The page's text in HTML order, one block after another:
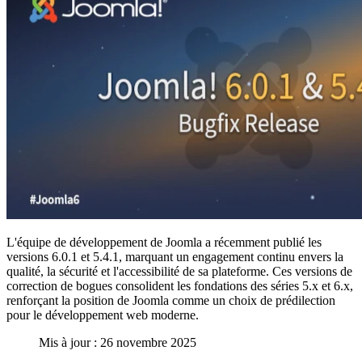
L'équipe de développement de Joomla a récemment publié les
versions 6.0.1 et 5.4.1, marquant un engagement continu envers la
qualité, la sécurité et l'accessibilité de sa plateforme. Ces versions de
correction de bogues consolident les fondations des séries 5.x et 6.x,
renforçant la position de Joomla comme un choix de prédilection
pour le développement web moderne.
Mis à jour : 26 novembre 2025